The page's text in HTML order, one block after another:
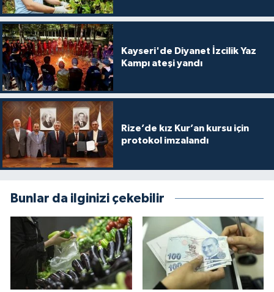
Kayseri'de Diyanet İzcilik Yaz
Kampı ateşi yandı
Rize’de kız Kur’an kursu için
protokol imzalandı
Bunlar da ilginizi çekebilir
Diyarbakır Müftülüğü
Düzce Müftülüğü
Edirne Müftülüğü
Elazığ Müftülüğü
Erzincan Müftülüğü
Gaziantep Müftülüğü
Giresun Müftülüğü
İhtida Haberleri
YAŞAM